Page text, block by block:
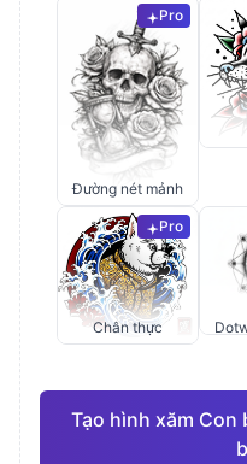
Pro
Đường nét mảnh
Pro
Chân thực
Tạo hình xăm Con